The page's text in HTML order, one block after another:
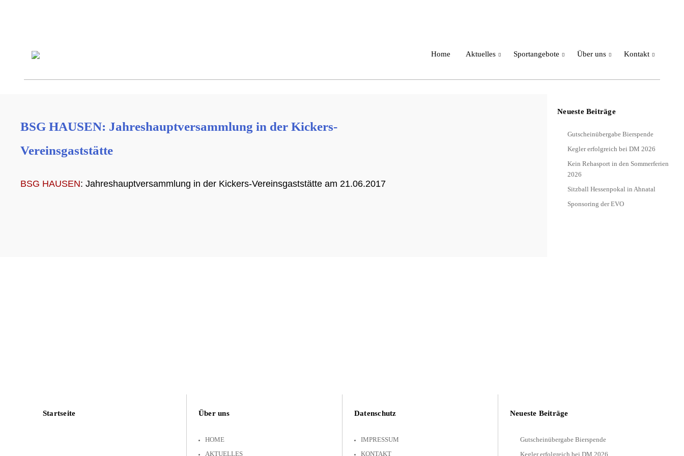
Home Aktuelles Sportangebote Über uns Kontakt
BSG HAUSEN: Jahreshauptversammlung in der Kickers-
Vereinsgaststätte
BSG HAUSEN: Jahreshauptversammlung in der Kickers-Vereinsgaststätte am 21.06.2017
Neueste Beiträge
Gutscheinübergabe Bierspende
Kegler erfolgreich bei DM 2026
Kein Rehasport in den Sommerferien
2026
Sitzball Hessenpokal in Ahnatal
Sponsoring der EVO
Startseite Über uns
HOME
AKTUELLES
Datenschutz
IMPRESSUM
KONTAKT
Neueste Beiträge
Gutscheinübergabe Bierspende
Kegler erfolgreich bei DM 2026